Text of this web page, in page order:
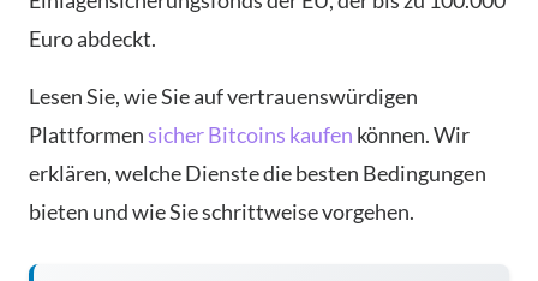
Euro abdeckt.
Lesen Sie, wie Sie auf vertrauenswürdigen
Plattformensicher Bitcoins kaufen können. Wir
erklären, welche Dienste die besten Bedingungen
bieten und wie Sie schrittweise vorgehen.